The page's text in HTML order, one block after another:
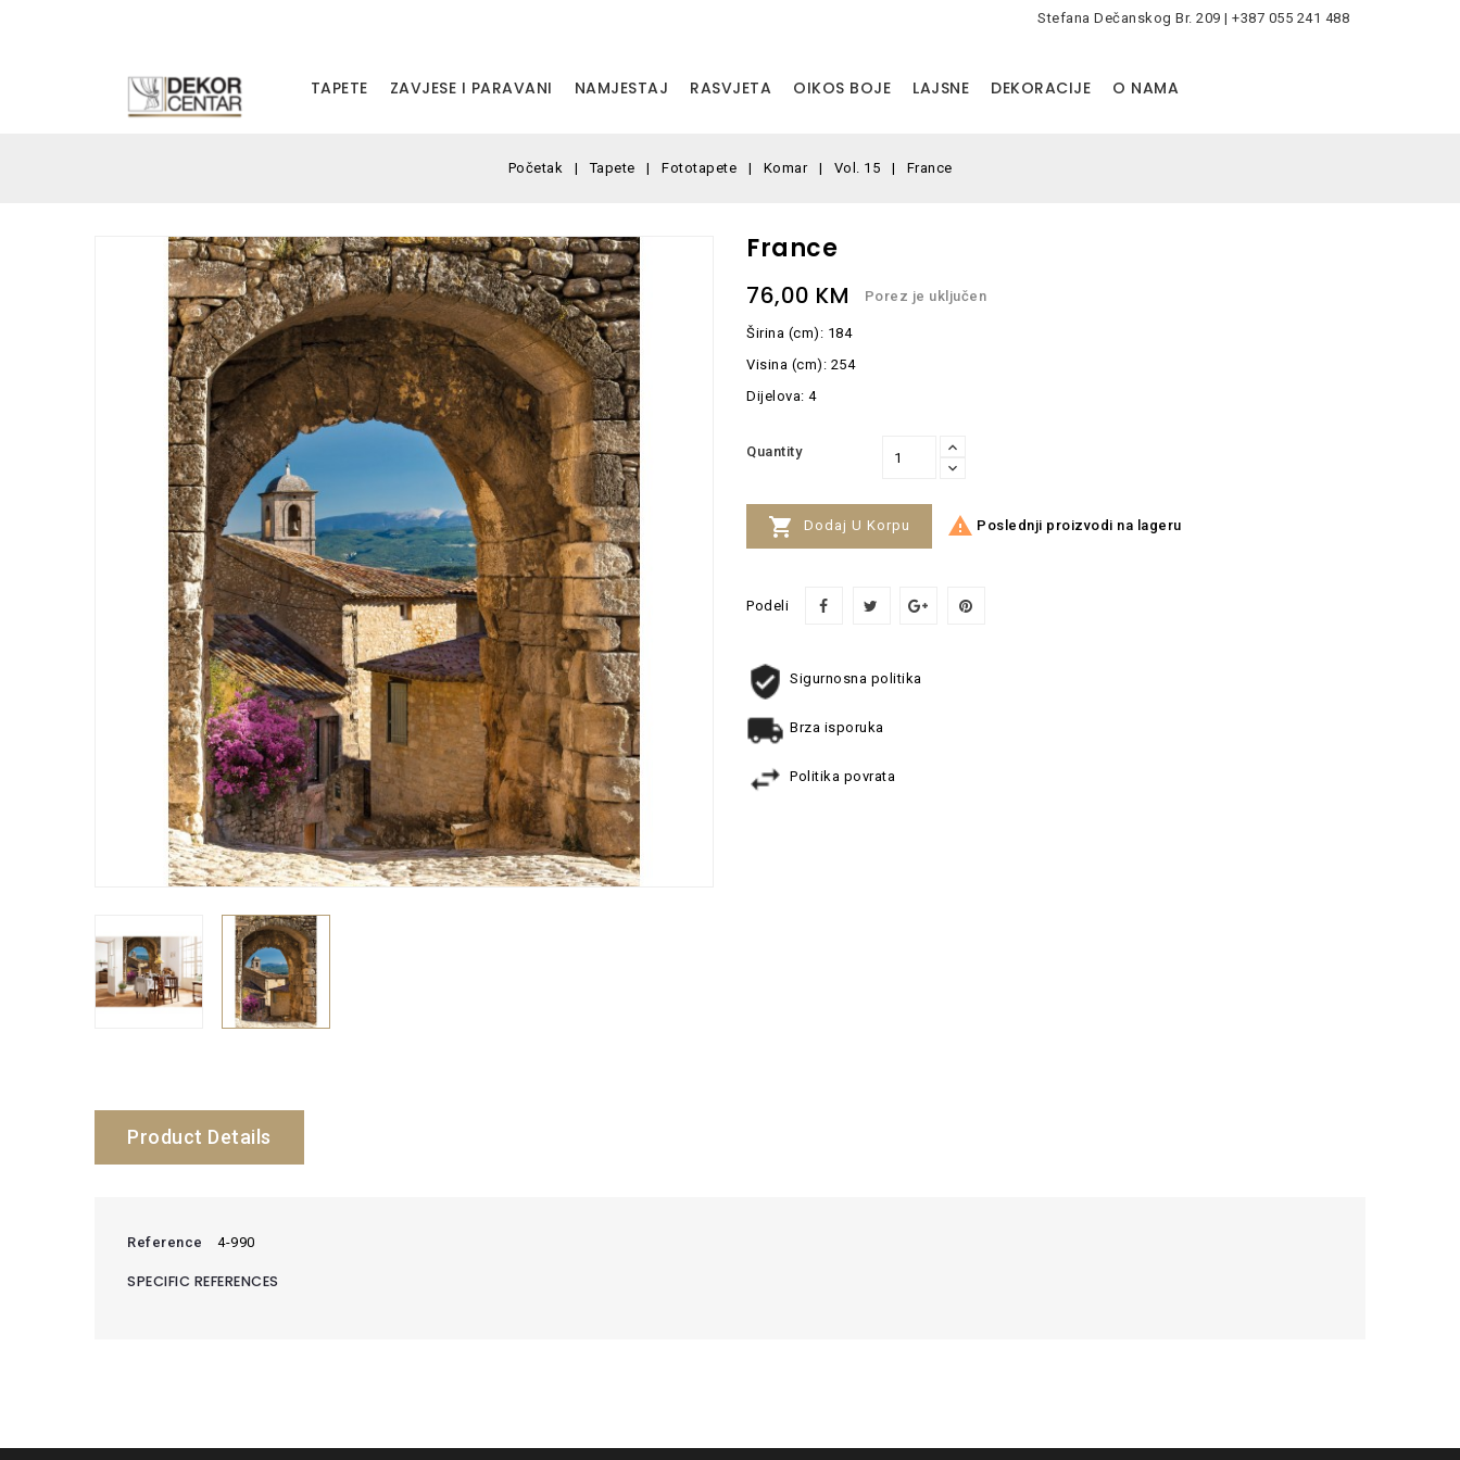
Stefana Dečanskog Br. 209 | +387 055 241 488
TAPETE ZAVJESE I PARAVANI NAMJESTAJ RASVJETA OIKOS BOJE LAJSNE DEKORACIJE O NAMA
Početak Tapete Fototapete Komar Vol. 15 France
France
76,00 KM Porez je uključen
Širina (cm): 184
Visina (cm): 254
Dijelova: 4
Quantity
 Dodaj U Korpu  Poslednji proizvodi na lageru
Podeli
Sigurnosna politika
Brza isporuka
Politika povrata
Product Details
Reference 4-990
SPECIFIC REFERENCES